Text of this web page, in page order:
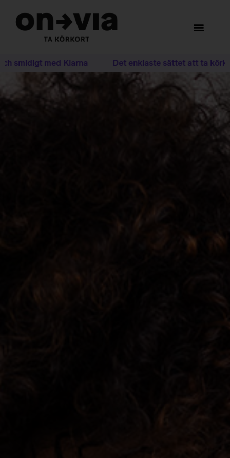
med Klarna Det enklaste sättet att ta körkort